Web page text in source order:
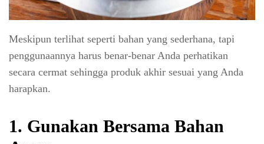
Meskipun terlihat seperti bahan yang sederhana, tapi
penggunaannya harus benar-benar Anda perhatikan
secara cermat sehingga produk akhir sesuai yang Anda
harapkan.
1. Gunakan Bersama Bahan